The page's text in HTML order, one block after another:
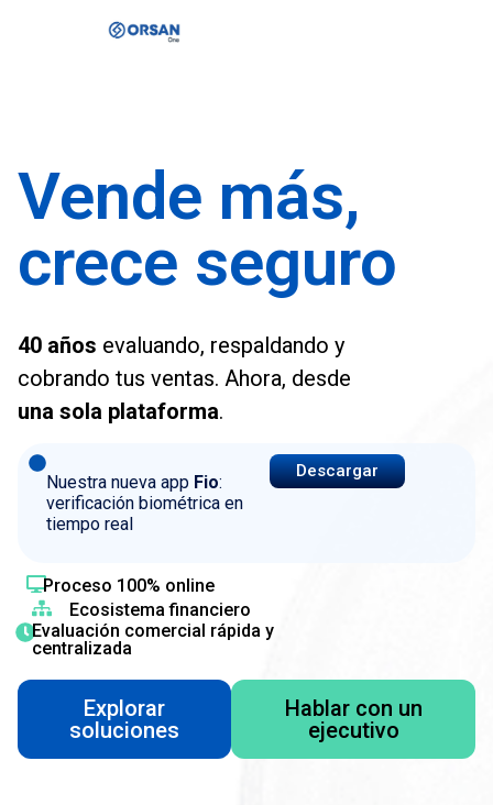
Vende más,
crece seguro
40 años evaluando, respaldando y
cobrando tus ventas. Ahora, desde
una sola plataforma.
Nuestra nueva app Fio:
verificación biométrica en
tiempo real
Descargar
Proceso 100% online
Ecosistema financiero
Evaluación comercial rápida y
centralizada
Explorar
soluciones
Hablar con un
ejecutivo